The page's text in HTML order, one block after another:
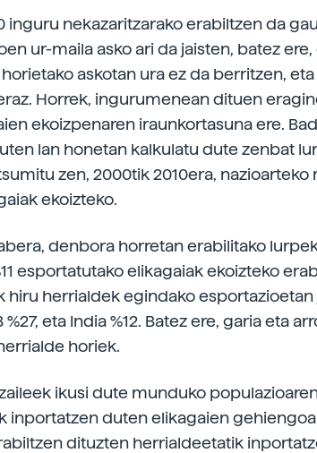
inguru nekazaritzarako erabiltzen da
ur-maila asko ari da jaisten, batez
askotan ura ez da berritzen,
Horrek, ingurumenean dituen
ekoizpenaren iraunkortasuna ere.
lan honetan kalkulatu dute zenbat
zen, 2000tik 2010era, nazioarteko
ekoizteko.
denbora horretan erabilitako
esportatutako elikagaiak ekoizteko
hiru herrialdek egindako esportazioetan
%27, eta India %12. Batez ere, garia eta
horiek.
ikusi dute munduko
inportatzen duten elikagaien
dituzten herrialdeetatik